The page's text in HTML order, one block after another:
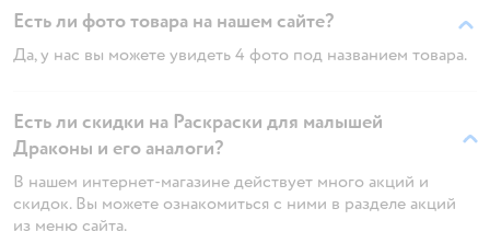
Есть ли фото товара на нашем сайте?
Да, у нас вы можете увидеть 4 фото под названием товара.
Есть ли скидки на Раскраски для малышей
Драконы и его аналоги?
В нашем интернет-магазине действует много акций и
скидок. Вы можете ознакомиться с ними в разделе акций
из меню сайта.